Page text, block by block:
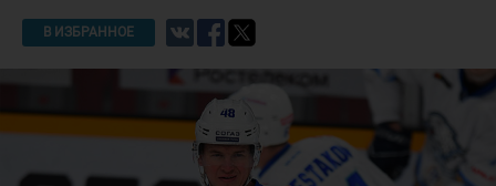
В ИЗБРАННОЕ